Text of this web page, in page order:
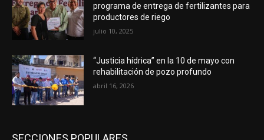
programa de entrega de fertilizantes para
productores de riego
julio 10, 2025
“Justicia hídrica” en la 10 de mayo con
rehabilitación de pozo profundo
abril 16, 2026